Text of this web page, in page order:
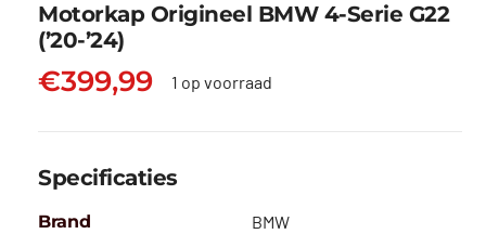
Motorkap Origineel BMW 4-Serie G22
(’20-’24)
€399,99 1 op voorraad
Specificaties
Brand
BMW